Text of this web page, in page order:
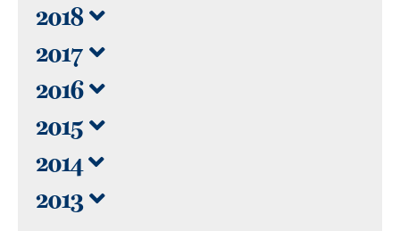
2018
2017
2016
2015
2014
2013